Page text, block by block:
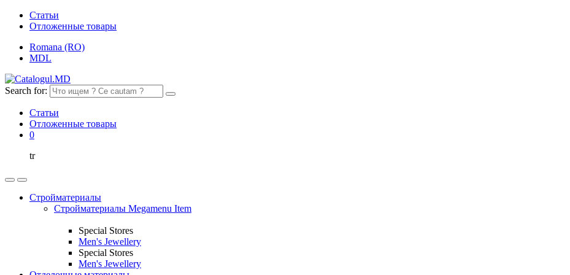
Статьи
Отложенные товары
Romana (RO)
MDL
Search for:
Статьи
Отложенные товары
0
tr
Стройматериалы
Стройматериалы Megamenu Item
Special Stores
Men's Jewellery
Special Stores
Men's Jewellery